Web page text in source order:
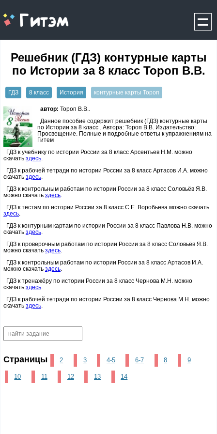
gitem.me
Решебник (ГДЗ) контурные карты
по Истории за 8 класс Тороп В.В.
ГДЗ 8 класс История контурные карты Тороп
автор: Тороп В.В..
Данное пособие содержит решебник (ГДЗ) контурные карты
по Истории за 8 класс . Автора: Тороп В.В. Издательство:
Просвещение. Полные и подробные ответы к упражнениям на
Гитем
ГДЗ к учебнику по истории России за 8 класс Арсентьев Н.М. можно
скачать здесь
ГДЗ к рабочей тетради по истории России за 8 класс Артасов И.А. можно
скачать здесь
ГДЗ к контрольным работам по истории России за 8 класс Соловьёв Я.В.
можно скачать здесь
ГДЗ к тестам по истории России за 8 класс С.Е. Воробьева можно скачать
здесь
ГДЗ к контурным картам по истории России за 8 класс Павлова Н.В. можно
скачать здесь
ГДЗ к проверочным работам по истории России за 8 класс Соловьёв Я.В.
можно скачать здесь
ГДЗ к контрольным работам по истории России за 8 класс Артасов И.А.
можно скачать здесь
ГДЗ к тренажёру по истории России за 8 класс Чернова М.Н. можно
скачать здесь
ГДЗ к рабочей тетради по истории России за 8 класс Чернова М.Н. можно
скачать здесь
Страницы 2 3 4-5 6-7 8 9
10 11 12 13 14